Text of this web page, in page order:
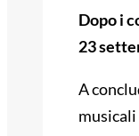
Dopo i
23
A
musicali